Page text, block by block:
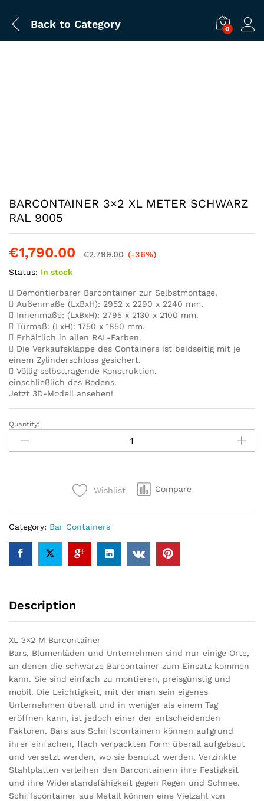
Back to Category 0
BARCONTAINER 3×2 XL METER SCHWARZ
RAL 9005
€1,790.00 €2,799.00 (-36%)
Status: In stock
Demontierbarer Barcontainer zur Selbstmontage.
Außenmaße (LxBxH): 2952 x 2290 x 2240 mm.
Innenmaße: (LxBxH): 2795 x 2130 x 2100 mm.
Türmaß: (LxH): 1750 x 1850 mm.
Erhältlich in allen RAL-Farben.
Die Verkaufsklappe des Containers ist beidseitig mit je
einem Zylinderschloss gesichert.
Völlig selbsttragende Konstruktion,
einschließlich des Bodens.
Jetzt 3D-Modell ansehen!
BARCONTAINER
3×2
XL
Quantity:
Wishlist Compare
Category: Bar Containers
Description
XL 3×2 M Barcontainer
Bars, Blumenläden und Unternehmen sind nur einige Orte,
an denen die schwarze Barcontainer zum Einsatz kommen
kann. Sie sind einfach zu montieren, preisgünstig und
mobil. Die Leichtigkeit, mit der man sein eigenes
Unternehmen überall und in weniger als einem Tag
eröffnen kann, ist jedoch einer der entscheidenden
Faktoren. Bars aus Schiffscontainern können aufgrund
ihrer einfachen, flach verpackten Form überall aufgebaut
und versetzt werden, wo sie benutzt werden. Verzinkte
Stahlplatten verleihen den Barcontainern ihre Festigkeit
und ihre Widerstandsfähigkeit gegen Regen und Schnee.
Schiffscontainer aus Metall können eine Vielzahl von